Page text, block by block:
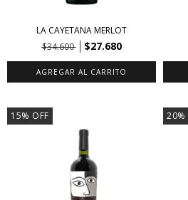
LA CAYETANA MERLOT
$34.600
$27.680
15% OFF 20%